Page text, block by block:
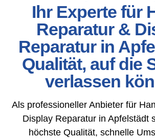
Ihr Experte für
Reparatur &
Reparatur in
Qualität, auf die
verlassen
Als professioneller Anbieter für
Display Reparatur in Apfelstädt
höchste Qualität, schnelle